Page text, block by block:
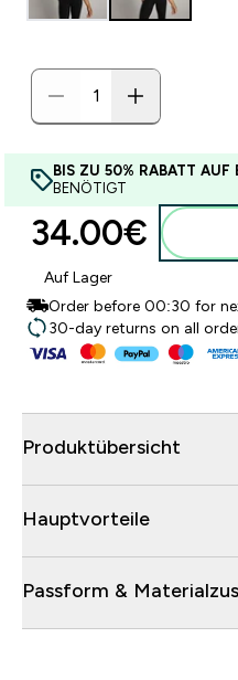
BIS ZU 50% RABATT AUF
BENÖTIGT
34.00€‎
Auf Lager
Order before 00:30 for
30-day returns on all
Produktübersicht
Hauptvorteile
Passform &